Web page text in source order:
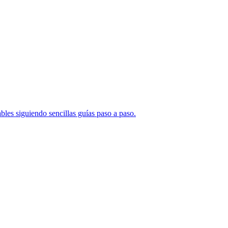
siguiendo sencillas guías paso a paso.